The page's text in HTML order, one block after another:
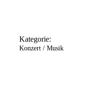
Kategorie:
Konzert / Musik